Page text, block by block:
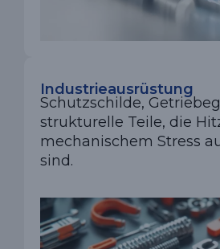
Industrieausrüstung
Schutzschilde,
strukturelle Teile, die
mechanischem Stress
sind.